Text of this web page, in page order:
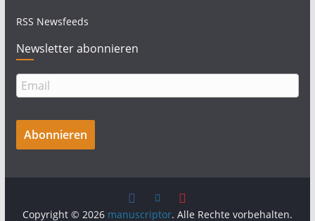
RSS Newsfeeds
Newsletter abonnieren
Copyright © 2026 manuscriptor. Alle Rechte vorbehalten.